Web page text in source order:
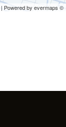
| Powered by evermaps ©